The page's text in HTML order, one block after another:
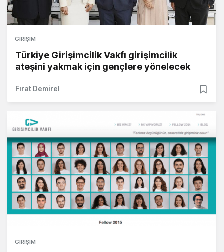
GIRIŞIM
Türkiye Girişimcilik Vakfı girişimcilik
ateşini yakmak için gençlere yönelecek
Fırat Demirel
GIRIŞIM